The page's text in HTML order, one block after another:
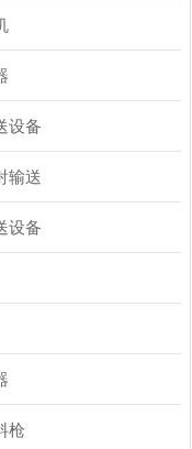
设备
输送
设备
枪